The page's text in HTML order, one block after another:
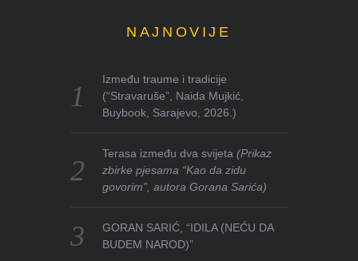
NAJNOVIJE
Između traume i tradicije
(“Stravaruše”, Naida Mujkić,
Buybook, Sarajevo, 2026.)
Terasa između dva svijeta(Prikaz
zbirke pjesama “Kao da zidu
govorim”, autora Gorana Sarića)
GORAN SARIĆ, “IDILA (NEĆU DA
BUDEM NAROD)”